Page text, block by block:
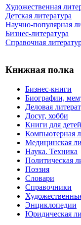
Художественная
Детская литература
Научно-популярная
Бизнес-литература
Справочная
Книжная полка
Бизнес-книги
Биографии,
Деловая
Досуг, хобби
Книги для детей
Компьютерная
Медицинская
Наука. Техника
Политическая
Поэзия
Словари
Справочники
Энциклопедии
Юридическая